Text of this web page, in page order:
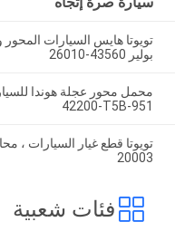
تويوتا هايس السيارات
بولير 43560-26010
42200-T5B-951
20003
فئات شعبية